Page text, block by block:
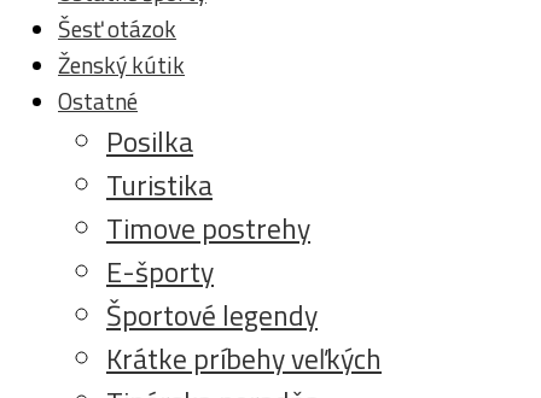
Šesť otázok
Ženský kútik
Ostatné
Posilka
Turistika
Timove postrehy
E-športy
Športové legendy
Krátke príbehy veľkých